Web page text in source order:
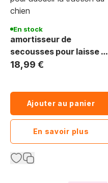
En stock
amortisseur de
secousses pour laisse de
Running Hunter
18,99 €
Ajouter au panier
En savoir plus